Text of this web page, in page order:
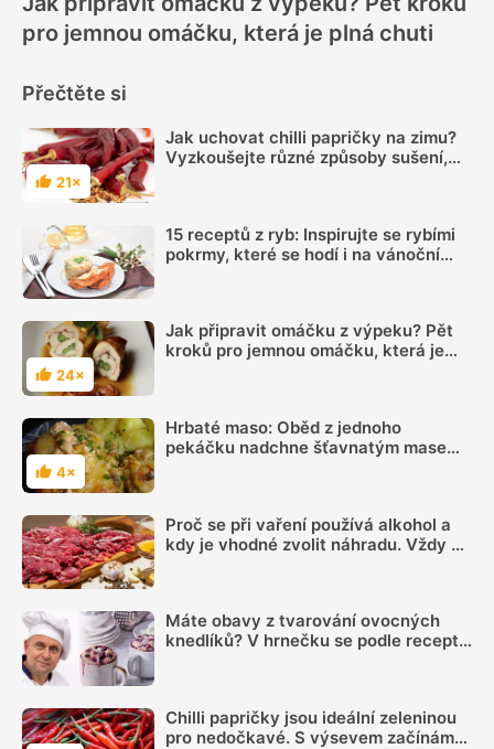
pro jemnou omáčku, která je plná chuti
Přečtěte si
Hodnocení
21×
Jak uchovat chilli papričky na zimu?
Vyzkoušejte různé způsoby sušení,
15 receptů z ryb: Inspirujte se rybími
pokrmy, které se hodí i na vánoční
Hodnocení
24×
Jak připravit omáčku z výpeku? Pět
kroků pro jemnou omáčku, která je
Hodnocení
4×
Hrbaté maso: Oběd z jednoho
pekáčku nadchne šťavnatým masem
Proč se při vaření používá alkohol a
kdy je vhodné zvolit náhradu. Vždy se
Máte obavy z tvarování ovocných
knedlíků? V hrnečku se podle receptu
Chilli papričky jsou ideální zeleninou
pro nedočkavé. S výsevem začínáme